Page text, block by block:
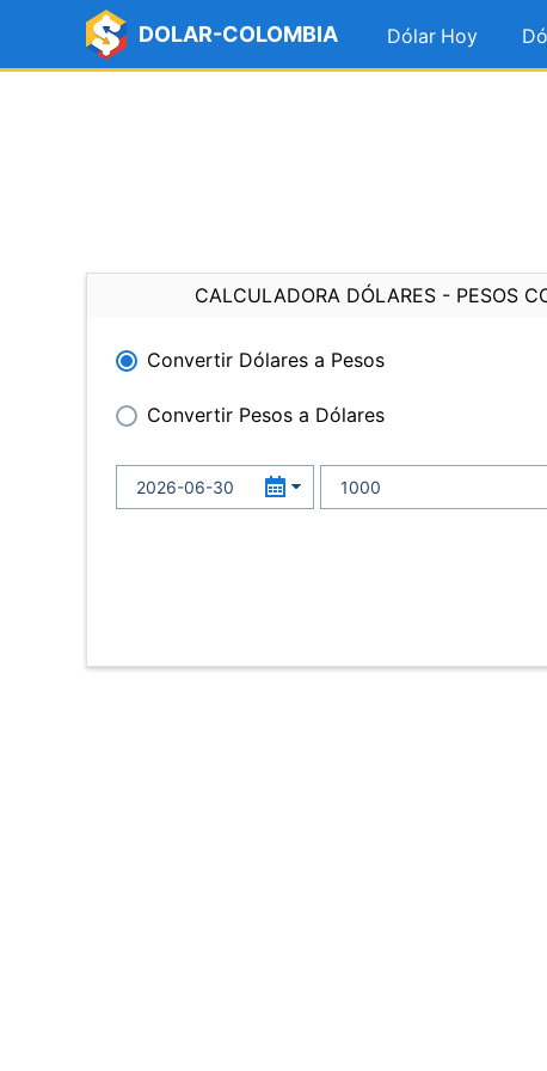
DOLAR-COLOMBIA Dólar Hoy
CALCULADORA DÓLARES - PESOS
Convertir Dólares a Pesos
Convertir Pesos a Dólares